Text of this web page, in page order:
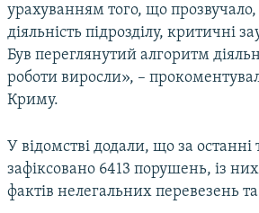
урахуванням того, що
діяльність підрозділу, критичні
Був переглянутий алгоритм
роботи виросли», –
Криму.
У відомстві додали, що за
зафіксовано 6413 порушень, із
фактів нелегальних перевезень